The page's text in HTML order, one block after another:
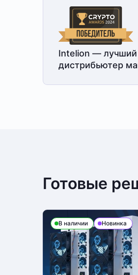
Intelion — лучший
дистрибьютер
Готовые
В наличии Новинка